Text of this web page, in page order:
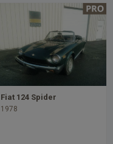
Fiat 124 Spider
1978